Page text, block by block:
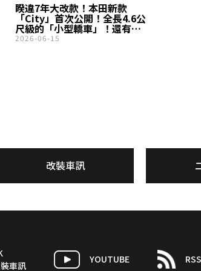
睽違7年大改款！本田新款
「City」首次公開！全長4.6公
尺級的「小型轎車」！還有運
動化「RS」與渦輪引擎版本的
2026-06-15
改裝車訊
車訊
YOUTUBE RSS